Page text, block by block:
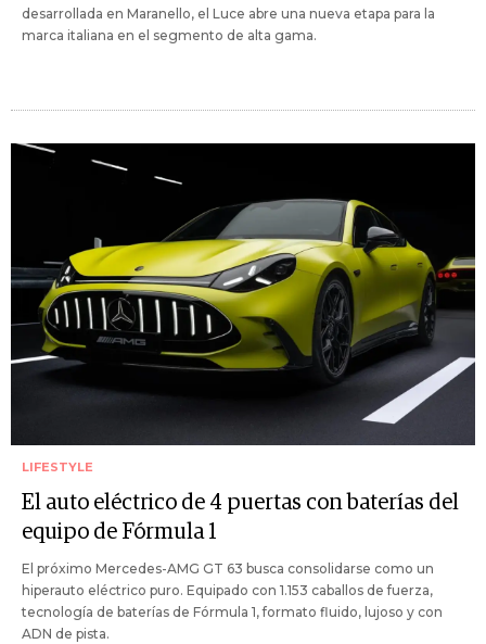
desarrollada en Maranello, el Luce abre una nueva etapa para la
marca italiana en el segmento de alta gama.
LIFESTYLE
El auto eléctrico de 4 puertas con baterías del
equipo de Fórmula 1
El próximo Mercedes-AMG GT 63 busca consolidarse como un
hiperauto eléctrico puro. Equipado con 1.153 caballos de fuerza,
tecnología de baterías de Fórmula 1, formato fluido, lujoso y con
ADN de pista.